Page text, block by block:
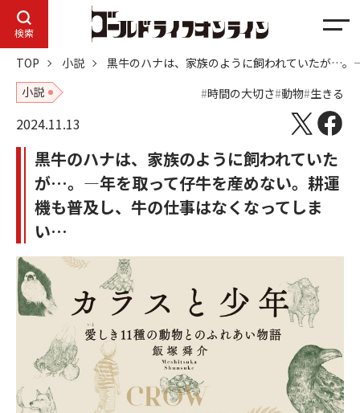
検索
メ
ニ
ュ
ー
TOP 小説
黒牛のハナは、家族のように飼われていたが…
小説
時間の大切さ 動物 生きる
2024.11.13
黒牛のハナは、家族のように飼われていた
が…。―年を取って仔牛を産めない。耕運
機も普及し、牛の仕事はなくなってしま
い…